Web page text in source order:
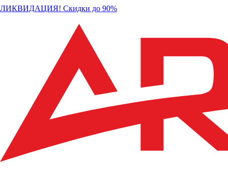
ЛИКВИДАЦИЯ! Скидки до 90%